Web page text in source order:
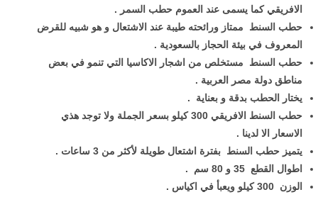
الافريقي كما يسمى عند العموم حطب السمر .
حطب السنط ممتاز ورائحته طيبة عند الاشتعال و هو شبيه للقرض
المعروف في بيئة الحجاز بالسعودية .
حطب السنط مستخلص من اشجار الاكاسيا التي تنمو في بعض
مناطق دولة مصر العربية .
يختار الحطب بدقة و بعناية .
حطب السنط الافريقي 300 كيلو بسعر الجملة ولا توجد هذي
الاسعار الا لدينا .
يتميز حطب السنط بفترة اشتعال طويلة لأكثر من 3 ساعات .
اطوال القطع 35 و 80 سم .
الوزن 300 كيلو ويعبأ في اكياس .